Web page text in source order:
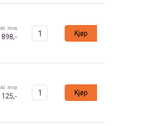
mva
898,- Kjøp
mva
125,- Kjøp